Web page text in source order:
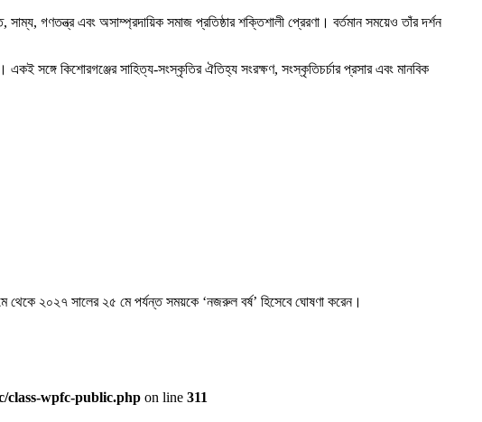
গণতন্ত্র এবং অসাম্প্রদায়িক সমাজ প্রতিষ্ঠার শক্তিশালী প্রেরণা। বর্তমান সময়েও তাঁর দর্শন
সঙ্গে কিশোরগঞ্জের সাহিত্য-সংস্কৃতির ঐতিহ্য সংরক্ষণ, সংস্কৃতিচর্চার প্রসার এবং মানবিক
থেকে ২০২৭ সালের ২৫ মে পর্যন্ত সময়কে ‘নজরুল বর্ষ’ হিসেবে ঘোষণা করেন।
class-wpfc-public.php on line 311